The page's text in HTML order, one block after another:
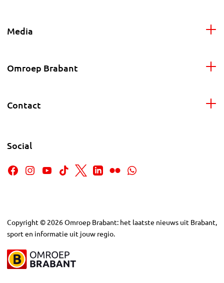
Media
Omroep Brabant
Contact
Social
Copyright © 2026Omroep Brabant: het laatste nieuws uit Brabant,
sport en informatie uit jouw regio.